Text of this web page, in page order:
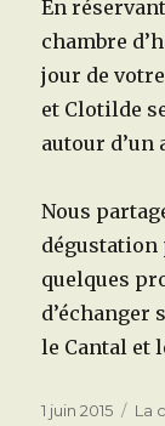
En
chambre
jour de
et Clotilde
autour
Nous
dégustation
quelques
d’échanger
le Cantal et
Publié
1 juin 2015 La